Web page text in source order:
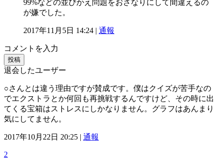
99%などの並びかえ問題をおざなりにして間違えるの
が嫌でした。
2017年11月5日 14:24 | 通報
コメントを入力
投稿
退会したユーザー
○さんとは違う理由ですが賛成です。僕はクイズが苦手なの
でエクストラとか何回も再挑戦するんですけど、その時に出
てくる宝箱はストレスにしかなりません。グラフはあんまり
気にしてません。
2017年10月22日 20:25 | 通報
2